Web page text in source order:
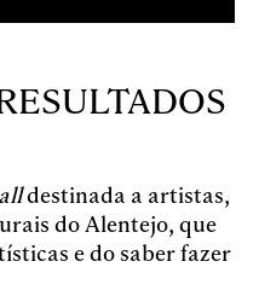
destinada a artistas,
do Alentejo, que
e do saber fazer